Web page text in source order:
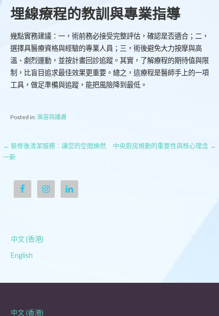
埋線療程的教訓與專業指導
幾點實務建議：一，術前務必接受完整評估，確認是否適合；二，
選擇具醫療資格與經驗的專業人員；三，術後避免大力按摩與高
溫、劇烈運動，並按計畫回診追蹤。其實，了解療程的期待值與限
制，比盲目追求最佳效果更重要。總之，這療程是醫師手上的一項
工具，做足準備與追蹤，能把風險降到最低。
Posted in:美容與護膚
文
章
導
覽
← 裝修後清潔服務：讓您的空間煥然
一新
中央廚房規劃的重要性與核心理念 →
中文 (香港)
English
中文 (香港)